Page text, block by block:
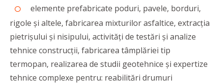
elemente prefabricate poduri, pavele, borduri,
rigole și altele, fabricarea mixturilor asfaltice, extracția
pietrișului și nisipului, activități de testări și analize
tehnice construcții, fabricarea tâmplăriei tip
termopan, realizarea de studii geotehnice și expertize
tehnice complexe pentru: reabilitări drumuri